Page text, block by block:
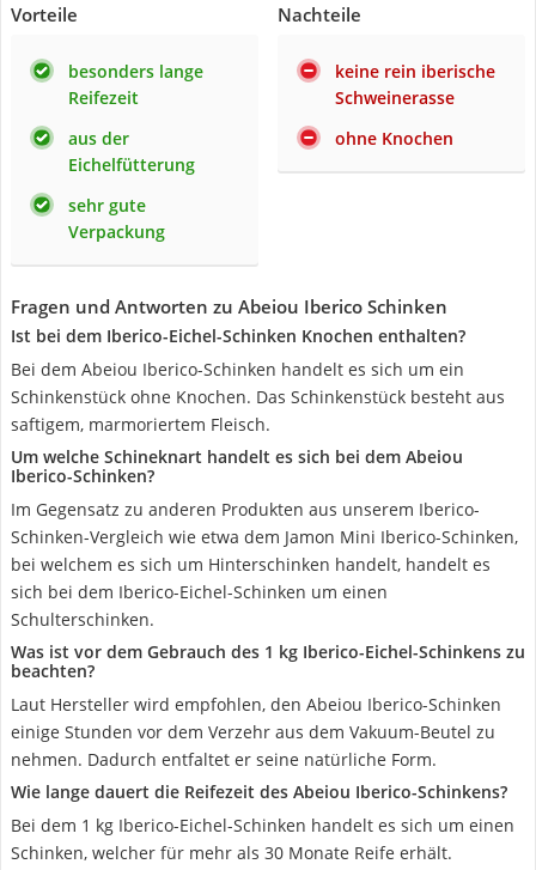
Vorteile
besonders lange
Reifezeit
aus der
Eichelfütterung
sehr gute
Verpackung
Nachteile
keine rein iberische
Schweinerasse
ohne Knochen
Fragen und Antworten zu Abeiou Iberico Schinken
Ist bei dem Iberico-Eichel-Schinken Knochen enthalten?
Bei dem Abeiou Iberico-Schinken handelt es sich um ein
Schinkenstück ohne Knochen. Das Schinkenstück besteht aus
saftigem, marmoriertem Fleisch.
Um welche Schineknart handelt es sich bei dem Abeiou
Iberico-Schinken?
Im Gegensatz zu anderen Produkten aus unserem Iberico-
Schinken-Vergleich wie etwa dem Jamon Mini Iberico-Schinken,
bei welchem es sich um Hinterschinken handelt, handelt es
sich bei dem Iberico-Eichel-Schinken um einen
Schulterschinken.
Was ist vor dem Gebrauch des 1 kg Iberico-Eichel-Schinkens zu
beachten?
Laut Hersteller wird empfohlen, den Abeiou Iberico-Schinken
einige Stunden vor dem Verzehr aus dem Vakuum-Beutel zu
nehmen. Dadurch entfaltet er seine natürliche Form.
Wie lange dauert die Reifezeit des Abeiou Iberico-Schinkens?
Bei dem 1 kg Iberico-Eichel-Schinken handelt es sich um einen
Schinken, welcher für mehr als 30 Monate Reife erhält.